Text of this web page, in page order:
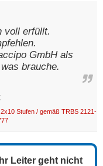
voll erfüllt.
GmbH als
brauche.
Stufen / gemäß TRBS 2121-
Leiter geht nicht